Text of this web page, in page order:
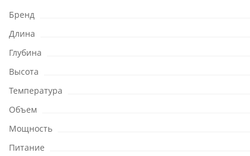
Бренд
Длина
Глубина
Высота
Температура
Объем
Мощность
Питание